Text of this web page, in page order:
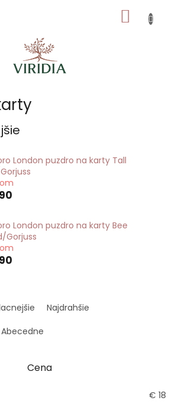
KOŠÍK
London puzdro na karty Tall
London puzdro na karty Bee
Gorjuss
Najdrahšie
Abecedne
Cena
€ 18